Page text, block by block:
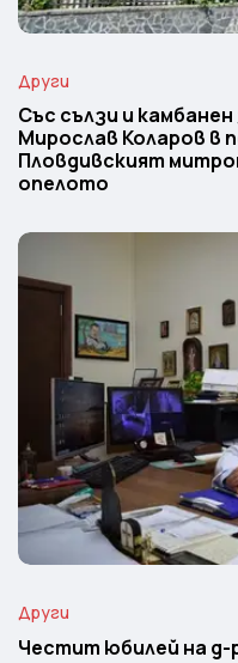
Други
Със сълзи и
Мирослав Коларов в
Пловдивският
опелото
Други
Честит юбилей на д-